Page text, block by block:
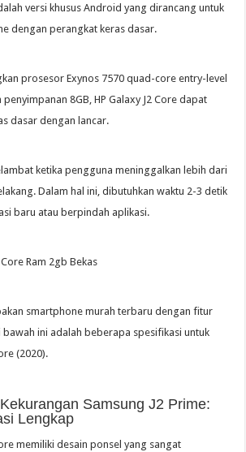
versi khusus Android yang dirancang untuk
dengan perangkat keras dasar.
prosesor Exynos 7570 quad-core entry-level
penyimpanan 8GB, HP Galaxy J2 Core dapat
dasar dengan lancar.
ketika pengguna meninggalkan lebih dari
Dalam hal ini, dibutuhkan waktu 2-3 detik
baru atau berpindah aplikasi.
smartphone murah terbaru dengan fitur
bawah ini adalah beberapa spesifikasi untuk
(2020).
Samsung J2 Prime:
Lengkap
memiliki desain ponsel yang sangat